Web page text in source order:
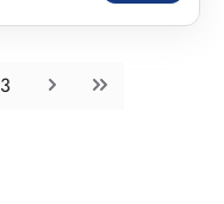
Seite
3